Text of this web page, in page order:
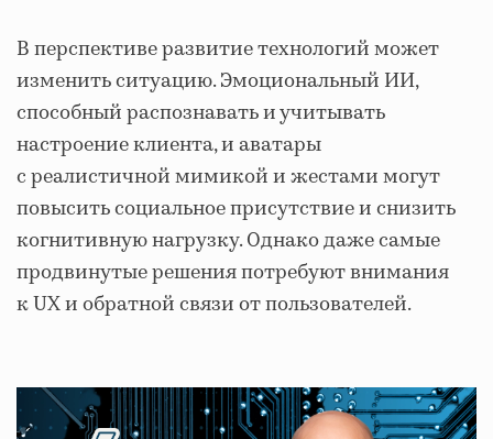
В перспективе развитие технологий может
изменить ситуацию. Эмоциональный ИИ,
способный распознавать и учитывать
настроение клиента, и аватары
с реалистичной мимикой и жестами могут
повысить социальное присутствие и снизить
когнитивную нагрузку. Однако даже самые
продвинутые решения потребуют внимания
к UX и обратной связи от пользователей.